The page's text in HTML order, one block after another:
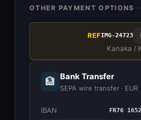
OTHER PAYMENT OPTIONS
REFIMG-24723
Kanaka /
🏦 Bank Transfer
SEPA wire transfer · EUR
IBAN FR76